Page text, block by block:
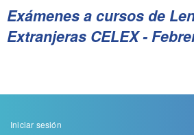
Exámenes a cursos de
Extranjeras CELEX -
Menu
Iniciar sesión